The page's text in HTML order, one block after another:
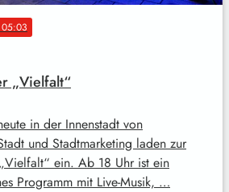
„Vielfalt“
in der Innenstadt von
und Stadtmarketing laden zur
ein. Ab 18 Uhr ist ein
Programm mit Live-Musik, …